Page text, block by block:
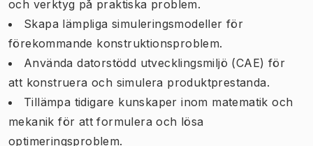
och verktyg på praktiska problem.
Skapa lämpliga simuleringsmodeller för
förekommande konstruktionsproblem.
Använda datorstödd utvecklingsmiljö (CAE) för
att konstruera och simulera produktprestanda.
Tillämpa tidigare kunskaper inom matematik och
mekanik för att formulera och lösa
optimeringsproblem.